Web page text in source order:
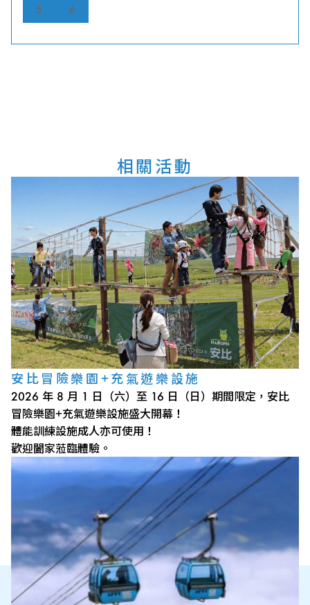
5 6
相關活動
安比冒險樂園+充氣遊樂設施
2026 年 8 月 1 日（六）至 16 日（日）期間限定，安比
冒險樂園+充氣遊樂設施盛大開幕！
體能訓練設施成人亦可使用！
歡迎闔家蒞臨體驗。